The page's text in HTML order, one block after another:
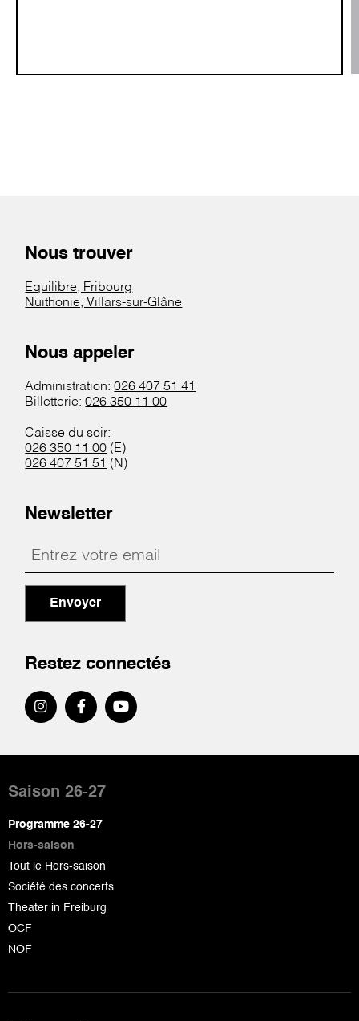
Nous trouver
Equilibre, Fribourg
Nuithonie, Villars-sur-Glâne
Nous appeler
Administration:026 407 51 41
Billetterie:026 350 11 00
Caisse du soir:
026 350 11 00 (E)
026 407 51 51 (N)
Newsletter
Envoyer
Restez connectés
de
page
Saison 26-27
Programme 26-27
Hors-saison
Tout le Hors-saison
Société des concerts
Theater in Freiburg
OCF
NOF